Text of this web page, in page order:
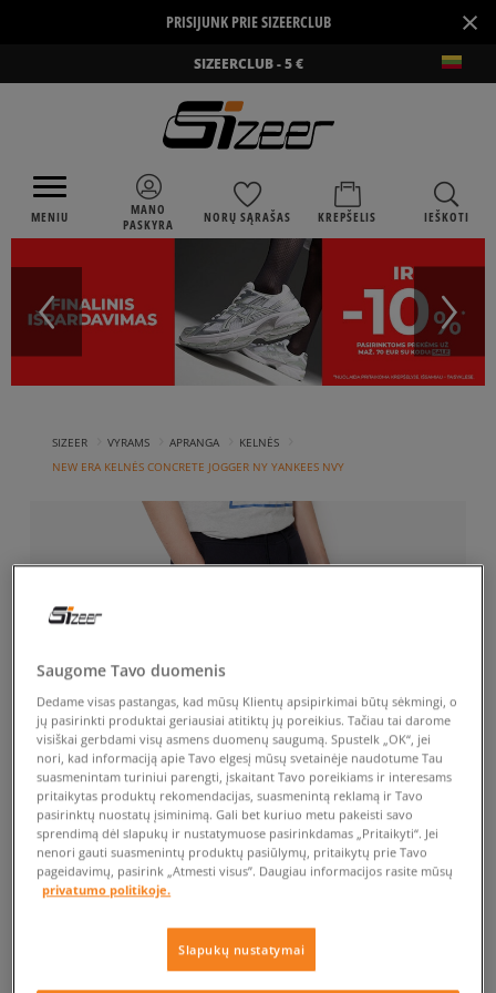
PRISIJUNK PRIE SIZEERCLUB ×
SIZEERCLUB - 5 €
MENIU
MANO
PASKYRA
NORŲ SĄRAŠAS KREPŠELIS IEŠKOTI
SIZEER VYRAMS APRANGA KELNĖS
NEW ERA KELNĖS CONCRETE JOGGER NY YANKEES NVY
Saugome Tavo duomenis
Dedame visas pastangas, kad mūsų Klientų apsipirkimai būtų sėkmingi, o
jų pasirinkti produktai geriausiai atitiktų jų poreikius. Tačiau tai darome
visiškai gerbdami visų asmens duomenų saugumą. Spustelk „OK“, jei
nori, kad informaciją apie Tavo elgesį mūsų svetainėje naudotume Tau
suasmenintam turiniui parengti, įskaitant Tavo poreikiams ir interesams
pritaikytas produktų rekomendacijas, suasmenintą reklamą ir Tavo
pasirinktų nuostatų įsiminimą. Gali bet kuriuo metu pakeisti savo
sprendimą dėl slapukų ir nustatymuose pasirinkdamas „Pritaikyti“. Jei
nenori gauti suasmenintų produktų pasiūlymų, pritaikytų prie Tavo
pageidavimų, pasirink „Atmesti visus”. Daugiau informacijos rasite mūsų
privatumo politikoje.
Slapukų nustatymai